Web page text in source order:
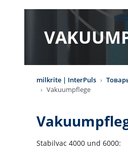
milkrite | InterPuls
Vakuumpflege
Stabilvac 4000 und 6000: